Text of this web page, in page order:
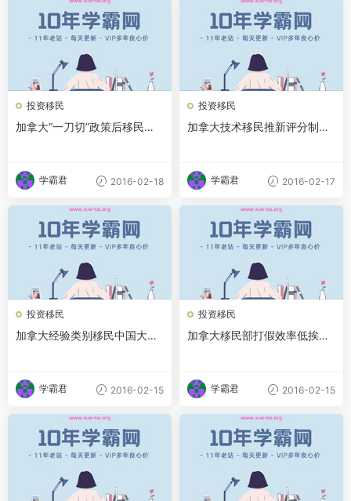
投资移民
加拿大“一刀切”政策后移民积
学霸君 2016-02-18
投资移民
加拿大技术移民推新评分制重
学霸君 2016-02-17
投资移民
加拿大经验类别移民中国大陆
学霸君 2016-02-15
投资移民
加拿大移民部打假效率低挨批
学霸君 2016-02-15